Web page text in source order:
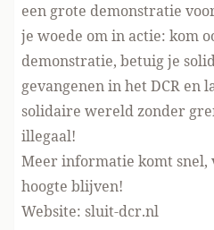
een grote demonstratie
je woede om in actie: kom
demonstratie, betuig je
gevangenen in het DCR en
solidaire wereld zonder
illegaal!
Meer informatie komt snel,
hoogte blijven!
Website: sluit-dcr.nl